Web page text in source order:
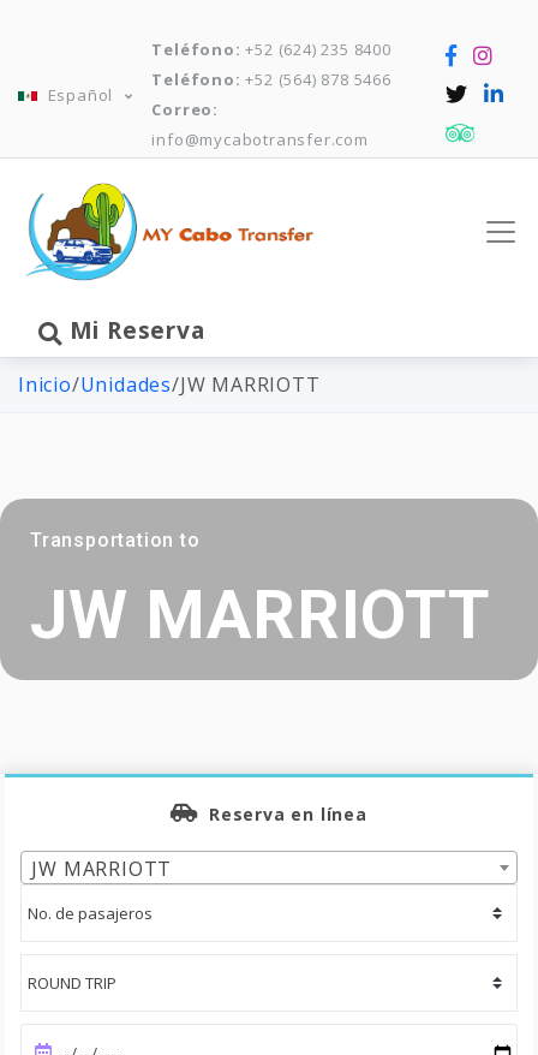
Español
Teléfono: +52 (624) 235 8400
Teléfono: +52 (564) 878 5466
Correo:
info@mycabotransfer.com
Mi Reserva
Inicio/Unidades/JW MARRIOTT
Transportation to
JW MARRIOTT
Reserva en línea
JW MARRIOTT